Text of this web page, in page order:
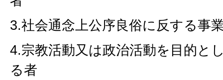
3.社会通念上公序良俗に反する事
4.宗教活動又は政治活動を目的と
る者